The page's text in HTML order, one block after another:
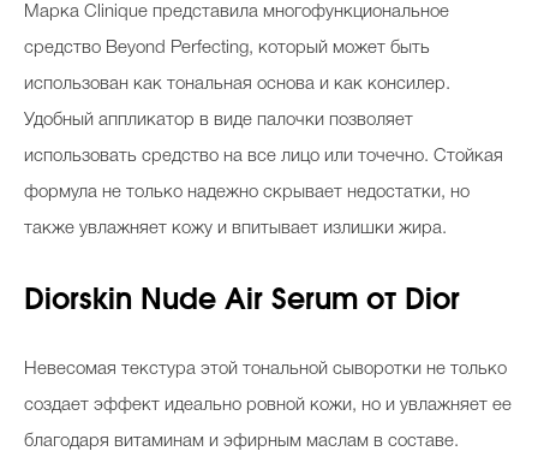
Марка Clinique представила многофункциональное
средство Beyond Perfecting, который может быть
использован как тональная основа и как консилер.
Удобный аппликатор в виде палочки позволяет
использовать средство на все лицо или точечно. Стойкая
формула не только надежно скрывает недостатки, но
также увлажняет кожу и впитывает излишки жира.
Diorskin Nude Air Serum от Dior
Невесомая текстура этой тональной сыворотки не только
создает эффект идеально ровной кожи, но и увлажняет ее
благодаря витаминам и эфирным маслам в составе.